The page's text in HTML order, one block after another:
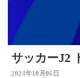
サッカーJ2
2024年10月06日